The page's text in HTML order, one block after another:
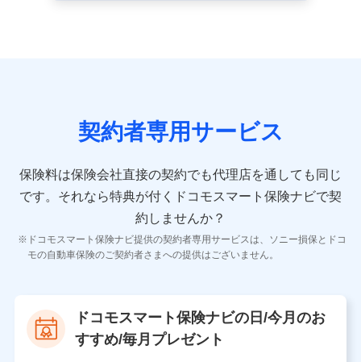
険契約に関する情報。例として、保険契約者及び被保険
者の氏名、住所、生年月日、性別、保険契約者と被保険
報、建物の構造や築年数などの情報、ペットの種類や年
齢などの情報などが含まれます。
【共同して利用する者の範囲】
当社
当社又は株式会社NTTドコモが提供する保険関連サービ
スにおけるユーザ登録受付および管理のため
契約者専用サービス
保険料は保険会社直接の契約でも代理店を通しても同じ
です。 それなら特典が付くドコモスマート保険ナビで契
約しませんか？
ドコモスマート保険ナビ提供の契約者専用サービスは、ソニー損保とドコ
モの自動車保険のご契約者さまへの提供はございません。
ドコモスマート保険ナビの日/今月のお
すすめ/毎月プレゼント